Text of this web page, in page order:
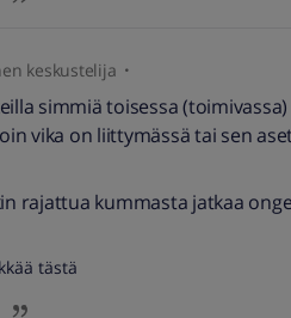
keskustelija
simmiä toisessa
vika on liittymässä tai sen
rajattua kummasta jatkaa
tästä